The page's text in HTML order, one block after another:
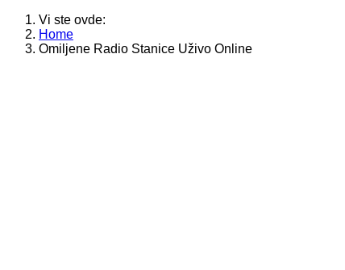
Vi ste ovde:
Home
Omiljene Radio Stanice Uživo Online